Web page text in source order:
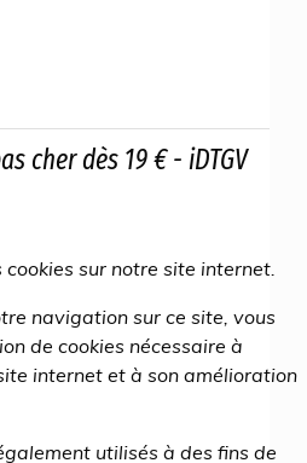
cher dès 19 € - iDTGV
sur notre site internet.
navigation sur ce site, vous
de cookies nécessaire à
internet et à son amélioration
utilisés à des fins de